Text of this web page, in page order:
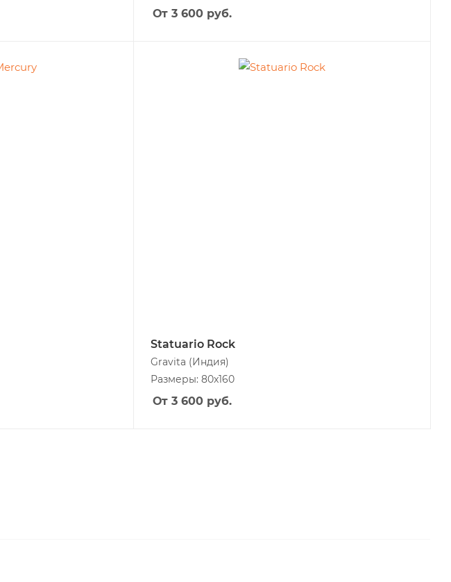
От 3 600 руб.
Statuario Rock
Gravita (Индия)
Размеры: 80x160
От 3 600 руб.